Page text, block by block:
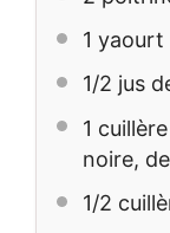
1 yaourt
1/2 jus
1
noire,
1/2